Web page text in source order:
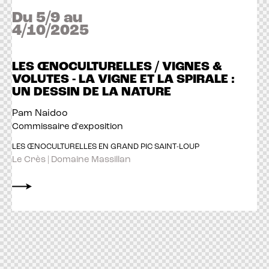
Du 5/9 au
4/10/2025
LES ŒNOCULTURELLES / VIGNES &
VOLUTES - LA VIGNE ET LA SPIRALE :
UN DESSIN DE LA NATURE
Pam Naidoo
Commissaire d'exposition
LES ŒNOCULTURELLES EN GRAND PIC SAINT-LOUP
Le Crès | Domaine Massillan